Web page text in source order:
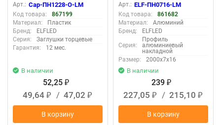
Арт.: Cap-ПН1228-О-LM
Код товара:
867199
Материал:
Пластик
Бренд:
ELFLED
Серия:
Заглушки торцевые
Гарантия:
12 мес.
В наличии
52,25 ₽
49,64 ₽ / 47,02 ₽
В корзину
Арт.: ELF-ПН0716-LM
Код товара:
861682
Материал:
Алюминий
Бренд:
ELFLED
Серия:
Профиль
алюминиевый
накладной
Размер:
2000х7х16
В наличии
239 ₽
227,05 ₽ / 215,10 ₽
В корзину